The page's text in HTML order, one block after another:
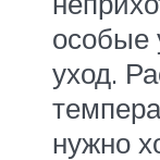
особые
уход.
нужно